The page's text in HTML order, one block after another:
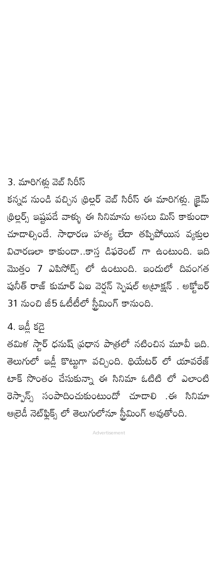
3. మారిగళ్లు వెబ్ సిరీస్
కన్నడ నుండి వచ్చిన థ్రిల్లర్ వెబ్ సిరీస్ ఈ మారిగళ్లు. క్రైమ్
థ్రిల్లర్స్ ఇష్టపడే వాళ్ళు ఈ సినిమాను అసలు మిస్ కాకుండా
చూడాల్సిందే. సాధారణ హత్య లేదా తప్పిపోయిన వ్యక్తుల
విచారణలా కాకుండా..కాస్త డిఫరెంట్ గా ఉంటుంది. ఇది
మొత్తం 7 ఎపిసోడ్స్ లో ఉంటుంది. ఇందులో దివంగత
పునీత్ రాజ్ కుమార్ ఏఐ వెర్షన్ స్పెషల్ అట్రాక్షన్ . అక్టోబర్
31 నుంచి జీ5 ఓటీటీలో స్ట్రీమింగ్ కానుంది.
4. ఇడ్లీ కడై
తమిళ స్టార్ ధనుష్ ప్రధాన పాత్రలో నటించిన మూవీ ఇది.
తెలుగులో ఇడ్లీ కొట్టుగా వచ్చింది. థియేటర్ లో యావరేజ్
టాక్ సొంతం చేసుకున్నా ఈ సినిమా ఓటిటి లో ఎలాంటి
రెస్పాన్స్ సంపాదించుకుంటుందో చూడాలి .ఈ సినిమా
ఆల్రెడీ నెట్‌ఫ్లిక్స్ లో తెలుగులోనూ స్ట్రీమింగ్ అవుతోంది.